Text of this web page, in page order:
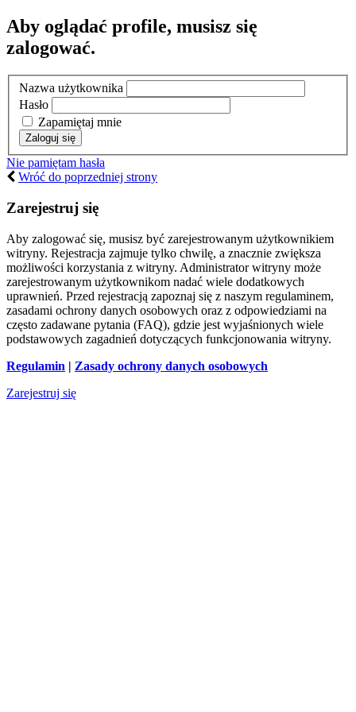
Aby oglądać profile, musisz się
zalogować.
Nazwa użytkownika
Hasło
Zapamiętaj mnie
Nie pamiętam hasła
Wróć do poprzedniej strony
Zarejestruj się
Aby zalogować się, musisz być zarejestrowanym użytkownikiem
witryny. Rejestracja zajmuje tylko chwilę, a znacznie zwiększa
możliwości korzystania z witryny. Administrator witryny może
zarejestrowanym użytkownikom nadać wiele dodatkowych
uprawnień. Przed rejestracją zapoznaj się z naszym regulaminem,
zasadami ochrony danych osobowych oraz z odpowiedziami na
często zadawane pytania (FAQ), gdzie jest wyjaśnionych wiele
podstawowych zagadnień dotyczących funkcjonowania witryny.
Regulamin | Zasady ochrony danych osobowych
Zarejestruj się